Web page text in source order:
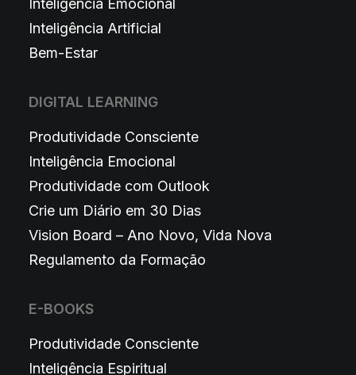
Inteligência Emocional
Inteligência Artificial
Bem-Estar
DIGITAL LEARNING
Produtividade Consciente
Inteligência Emocional
Produtividade com Outlook
Crie um Diário em 30 Dias
Vision Board – Ano Novo, Vida Nova
Regulamento da Formação
E-BOOKS
Produtividade Consciente
Inteligência Espiritual